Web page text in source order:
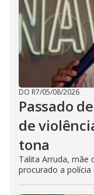
DO R7/05/08/2026
Passado
de
tona
Talita Arruda, mãe
procurado a